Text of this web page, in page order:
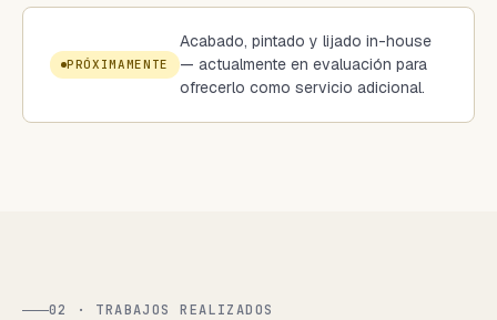
PRÓXIMAMENTE
Acabado, pintado y lijado in-house
— actualmente en evaluación para
ofrecerlo como servicio adicional.
02 · TRABAJOS REALIZADOS